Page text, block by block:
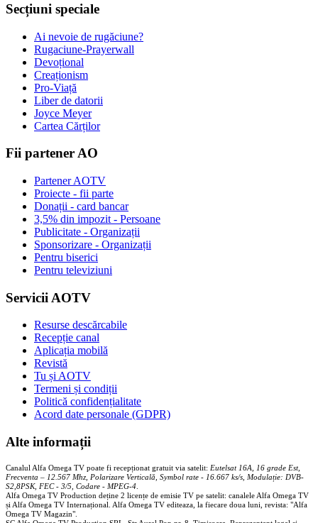
Secțiuni speciale
Ai nevoie de rugăciune?
Rugaciune-Prayerwall
Devoțional
Creaționism
Pro-Viață
Liber de datorii
Joyce Meyer
Cartea Cărților
Fii partener AO
Partener AOTV
Proiecte - fii parte
Donații - card bancar
3,5% din impozit - Persoane
Publicitate - Organizații
Sponsorizare - Organizații
Pentru biserici
Pentru televiziuni
Servicii AOTV
Resurse descărcabile
Recepție canal
Aplicația mobilă
Revistă
Tu și AOTV
Termeni și condiții
Politică confidențialitate
Acord date personale (GDPR)
Alte informații
Canalul Alfa Omega TV poate fi recepționat gratuit via satelit: Eutelsat 16A, 16 grade Est,
Frecventa – 12.567 Mhz, Polarizare Verticală, Symbol rate - 16.667 ks/s, Modulație: DVB-
S2,8PSK, FEC - 3/5, Codare - MPEG-4
Alfa Omega TV Production deține 2 licențe de emisie TV pe satelit: canalele Alfa Omega TV
și Alfa Omega TV Internațional. Alfa Omega TV editeaza, la fiecare doua luni, revista: "Alfa
Omega TV Magazin".